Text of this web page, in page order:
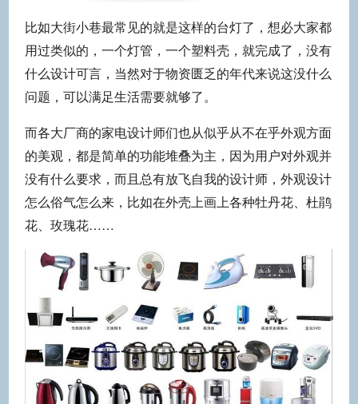
比如大街小巷最常见的就是这样的台灯了，想必大家都
用过类似的，一个灯管，一个塑料壳，就完成了，没有
什么设计可言，当然对于物资匮乏的年代来说这没什么
问题，可以满足生活需要就够了。
而各大厂商的家电设计师们也从似乎从不在乎外观方面
的美观，都是简单的功能堆叠为主，因为用户对外观并
没有什么要求，而且总有放飞自我的设计师，外观设计
怎么俗气怎么来，比如在外壳上画上各种牡丹花、杜鹃
花、玫瑰花……